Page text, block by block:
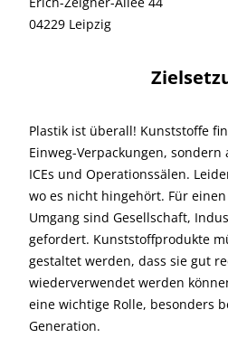
04229 Leipzig
Plastik ist überall! Kunststoffe
Einweg-Verpackungen,
ICEs und Operationssälen.
wo es nicht hingehört. Für
Umgang sind Gesellschaft,
gefordert. Kunststoffprodukte
gestaltet werden, dass sie gut
wiederverwendet werden
eine wichtige Rolle, besonders
Generation.